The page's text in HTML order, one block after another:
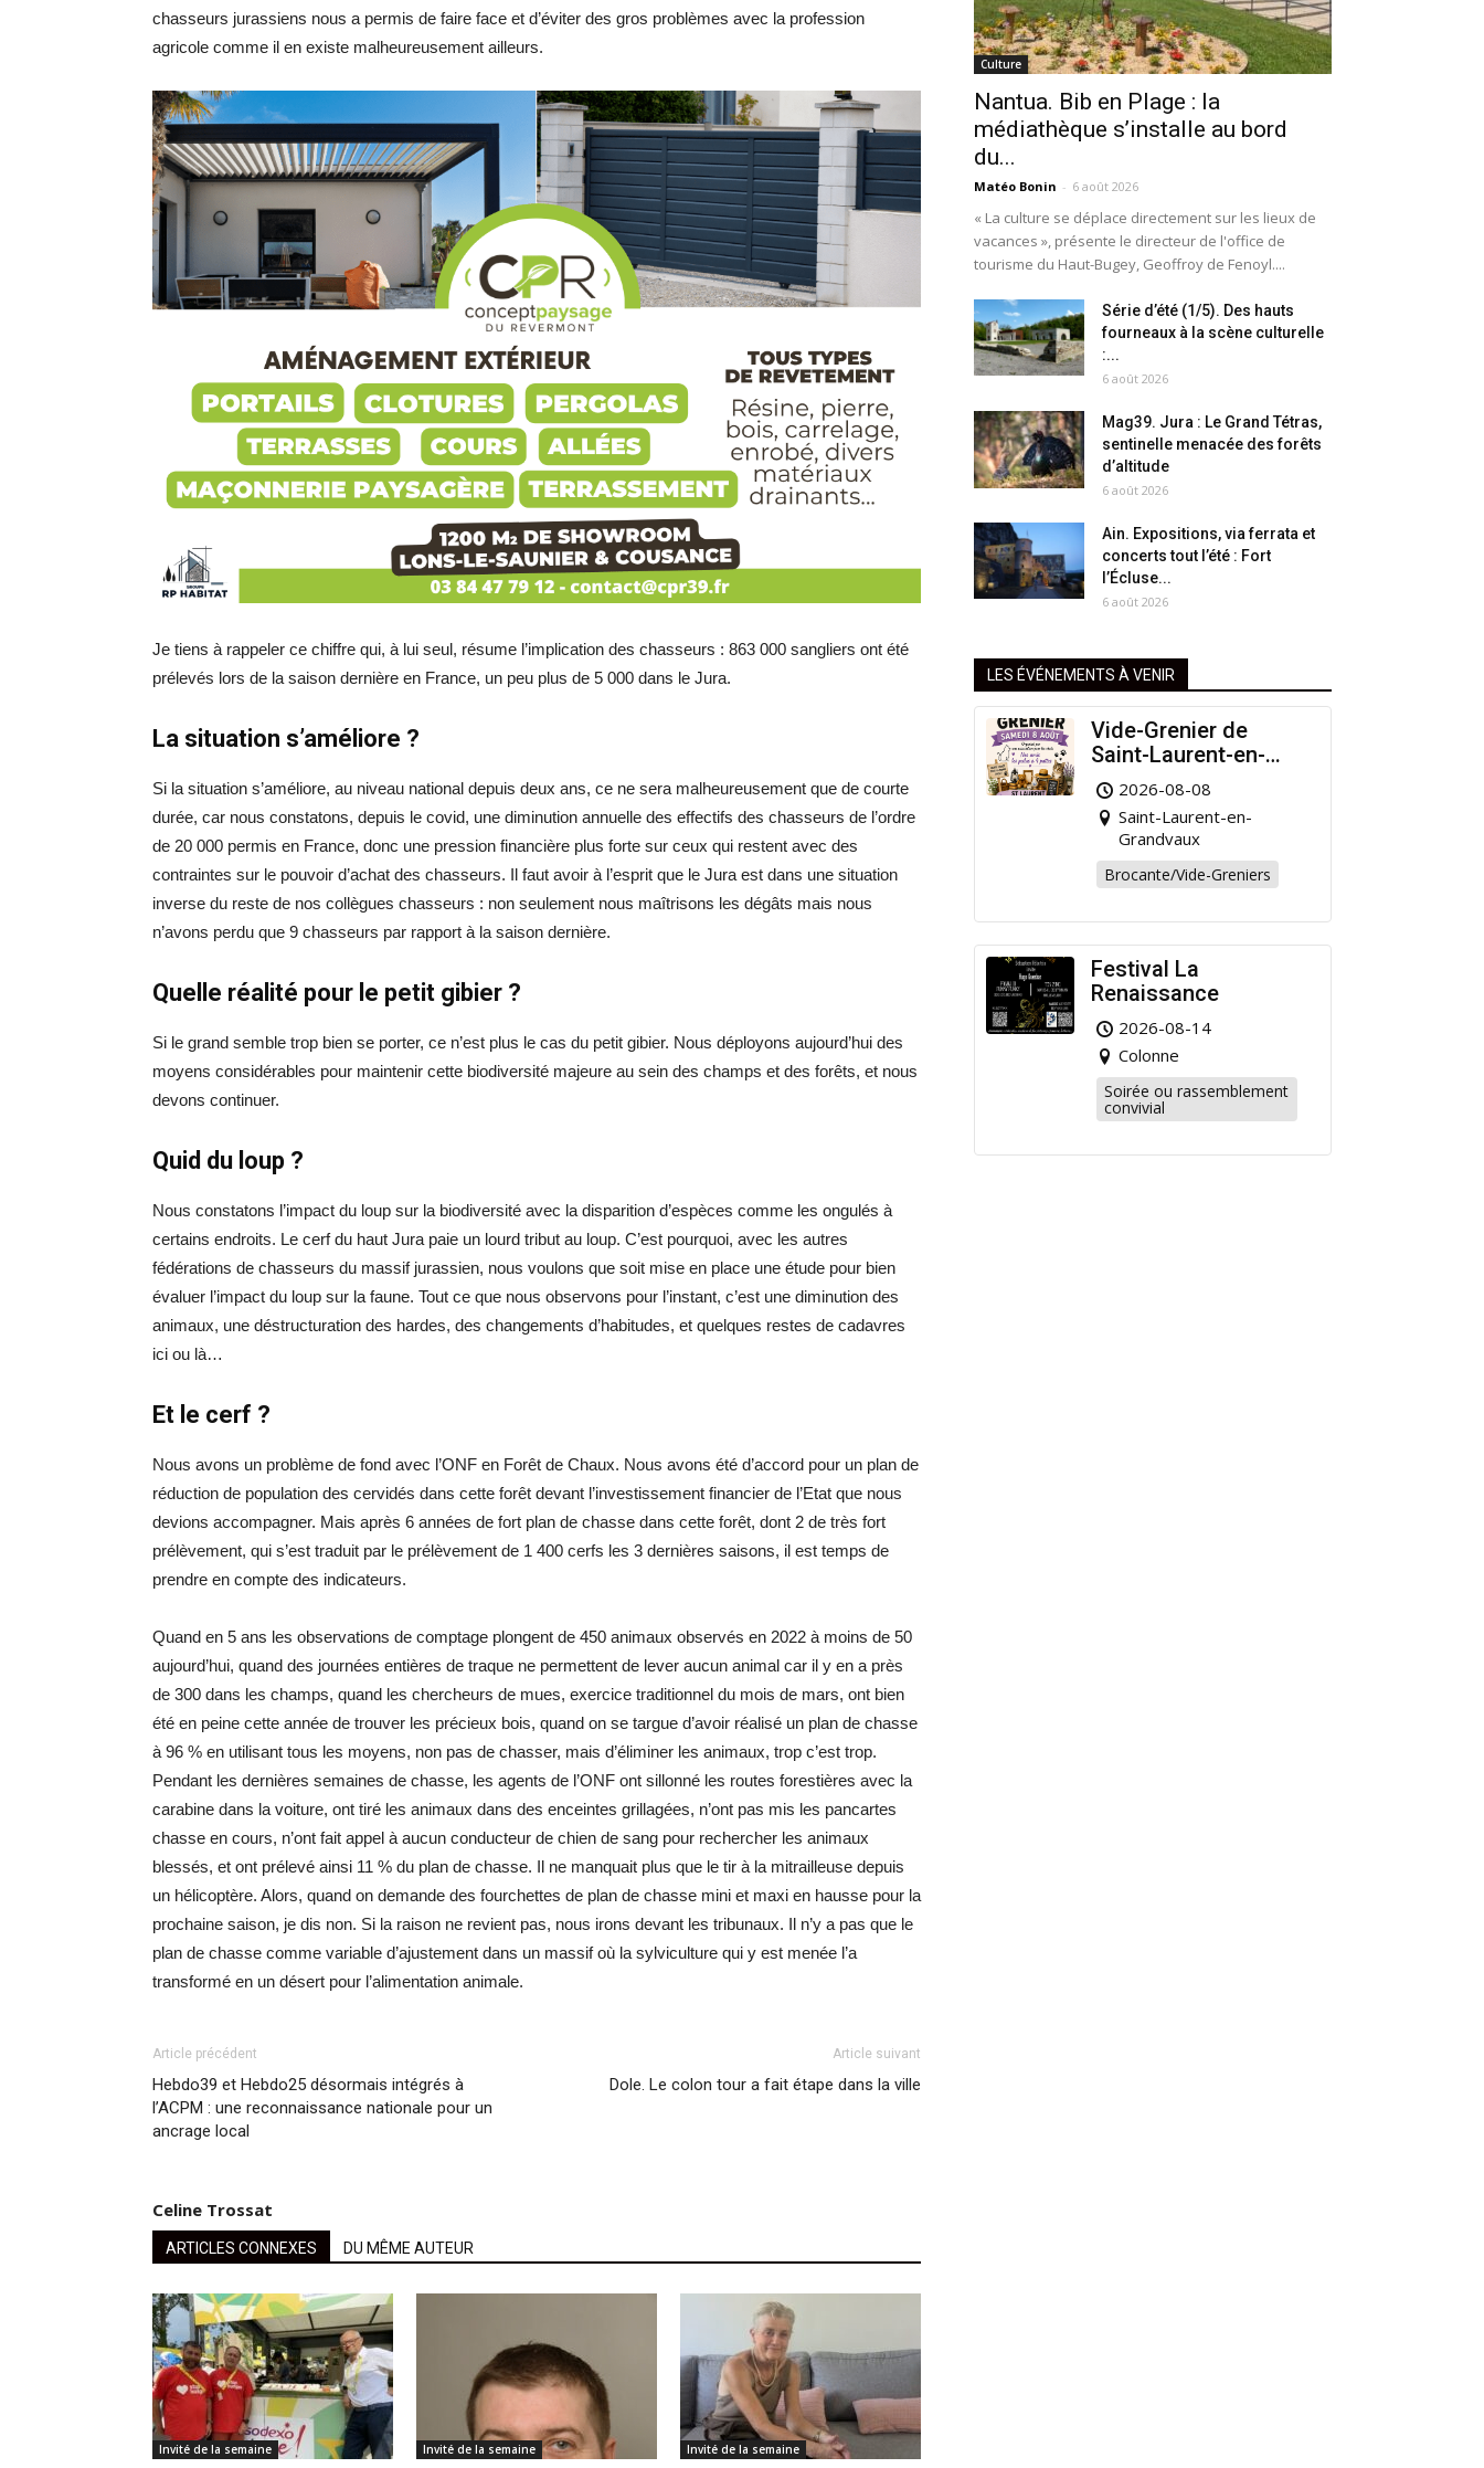
chasseurs jurassiens nous a permis de faire face et d’éviter des gros problèmes avec la profession
agricole comme il en existe malheureusement ailleurs.
Je tiens à rappeler ce chiffre qui, à lui seul, résume l’implication des chasseurs : 863 000 sangliers ont été
prélevés lors de la saison dernière en France, un peu plus de 5 000 dans le Jura.
La situation s’améliore ?
Si la situation s’améliore, au niveau national depuis deux ans, ce ne sera malheureusement que de courte
durée, car nous constatons, depuis le covid, une diminution annuelle des effectifs des chasseurs de l’ordre
de 20 000 permis en France, donc une pression financière plus forte sur ceux qui restent avec des
contraintes sur le pouvoir d’achat des chasseurs. Il faut avoir à l’esprit que le Jura est dans une situation
inverse du reste de nos collègues chasseurs : non seulement nous maîtrisons les dégâts mais nous
n’avons perdu que 9 chasseurs par rapport à la saison dernière.
Quelle réalité pour le petit gibier ?
Si le grand semble trop bien se porter, ce n’est plus le cas du petit gibier. Nous déployons aujourd’hui des
moyens considérables pour maintenir cette biodiversité majeure au sein des champs et des forêts, et nous
devons continuer.
Quid du loup ?
Nous constatons l’impact du loup sur la biodiversité avec la disparition d’espèces comme les ongulés à
certains endroits. Le cerf du haut Jura paie un lourd tribut au loup. C’est pourquoi, avec les autres
fédérations de chasseurs du massif jurassien, nous voulons que soit mise en place une étude pour bien
évaluer l’impact du loup sur la faune. Tout ce que nous observons pour l’instant, c’est une diminution des
animaux, une déstructuration des hardes, des changements d’habitudes, et quelques restes de cadavres
ici ou là…
Et le cerf ?
Nous avons un problème de fond avec l’ONF en Forêt de Chaux. Nous avons été d’accord pour un plan de
réduction de population des cervidés dans cette forêt devant l’investissement financier de l’Etat que nous
devions accompagner. Mais après 6 années de fort plan de chasse dans cette forêt, dont 2 de très fort
prélèvement, qui s’est traduit par le prélèvement de 1 400 cerfs les 3 dernières saisons, il est temps de
prendre en compte des indicateurs.
Quand en 5 ans les observations de comptage plongent de 450 animaux observés en 2022 à moins de 50
aujourd’hui, quand des journées entières de traque ne permettent de lever aucun animal car il y en a près
de 300 dans les champs, quand les chercheurs de mues, exercice traditionnel du mois de mars, ont bien
été en peine cette année de trouver les précieux bois, quand on se targue d’avoir réalisé un plan de chasse
à 96 % en utilisant tous les moyens, non pas de chasser, mais d’éliminer les animaux, trop c’est trop.
Pendant les dernières semaines de chasse, les agents de l’ONF ont sillonné les routes forestières avec la
carabine dans la voiture, ont tiré les animaux dans des enceintes grillagées, n’ont pas mis les pancartes
chasse en cours, n’ont fait appel à aucun conducteur de chien de sang pour rechercher les animaux
blessés, et ont prélevé ainsi 11 % du plan de chasse. Il ne manquait plus que le tir à la mitrailleuse depuis
un hélicoptère. Alors, quand on demande des fourchettes de plan de chasse mini et maxi en hausse pour la
prochaine saison, je dis non. Si la raison ne revient pas, nous irons devant les tribunaux. Il n’y a pas que le
plan de chasse comme variable d’ajustement dans un massif où la sylviculture qui y est menée l’a
transformé en un désert pour l’alimentation animale.
Article précédent
Hebdo39 et Hebdo25 désormais intégrés à
l’ACPM : une reconnaissance nationale pour un
ancrage local
Article suivant
Dole. Le colon tour a fait étape dans la ville
Celine Trossat
ARTICLES CONNEXES DU MÊME AUTEUR
Invité de la semaine Invité de la semaine Invité de la semaine
Culture
Nantua. Bib en Plage : la
médiathèque s’installe au bord
du...
Matéo Bonin - 6 août 2026
« La culture se déplace directement sur les lieux de
vacances », présente le directeur de l'office de
tourisme du Haut-Bugey, Geoffroy de Fenoyl....
Série d’été (1/5). Des hauts
fourneaux à la scène culturelle
:...
6 août 2026
Mag39. Jura : Le Grand Tétras,
sentinelle menacée des forêts
d’altitude
6 août 2026
Ain. Expositions, via ferrata et
concerts tout l’été : Fort
l’Écluse...
6 août 2026
LES ÉVÉNEMENTS À VENIR
Vide-Grenier de
Saint-Laurent-en-
Grandvaux : Venez
chiner pour la bonne
cause !
2026-08-08
Saint-Laurent-en-
Grandvaux
Brocante/Vide-Greniers
Festival La
Renaissance
2026-08-14
Colonne
Soirée ou rassemblement
convivial